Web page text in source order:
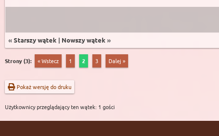
« Starszy wątek | Nowszy wątek »
Strony (3): « Wstecz 1 2 3 Dalej »
Pokaż wersję do druku
Użytkownicy przeglądający ten wątek: 1 gości